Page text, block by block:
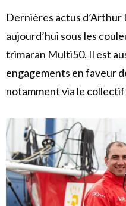
Dernières actus
aujourd’hui sous les
trimaran Multi50. Il est
engagements en faveur
notamment via le collectif